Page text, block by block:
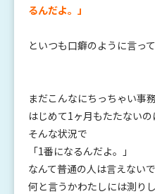
るんだよ。」
といつも口癖のように言って
まだこんなにちっちゃい事
はじめて1ヶ月もたたないの
そんな状況で
「1番になるんだよ。」
なんて普通の人は言えない
何と言うかわたしには測り